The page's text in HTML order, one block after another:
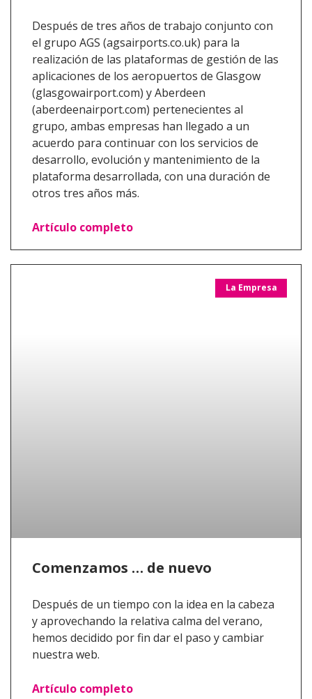
Después de tres años de trabajo conjunto con
el grupo AGS (agsairports.co.uk) para la
realización de las plataformas de gestión de las
aplicaciones de los aeropuertos de Glasgow
(glasgowairport.com) y Aberdeen
(aberdeenairport.com) pertenecientes al
grupo, ambas empresas han llegado a un
acuerdo para continuar con los servicios de
desarrollo, evolución y mantenimiento de la
plataforma desarrollada, con una duración de
otros tres años más.
Artículo completo
La Empresa
Comenzamos … de nuevo
Después de un tiempo con la idea en la cabeza
y aprovechando la relativa calma del verano,
hemos decidido por fin dar el paso y cambiar
nuestra web.
Artículo completo